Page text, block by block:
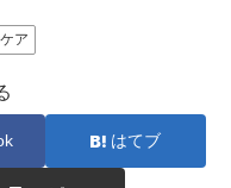
ア
はてブ